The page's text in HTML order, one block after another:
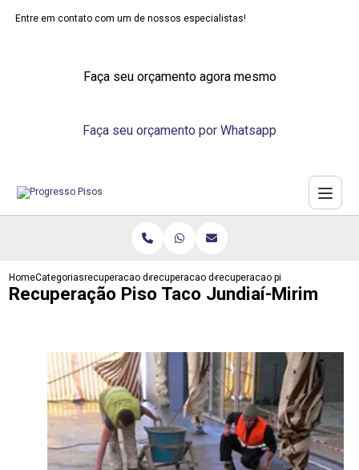
Entre em contato com um de nossos especialistas!
Faça seu orçamento agora mesmo
Faça seu orçamento por Whatsapp
HomeCategoriasrecuperacao de pisosrecuperacao de piso vinilicorecuperacao piso taco jundiai
Recuperação Piso Taco Jundiaí-Mirim